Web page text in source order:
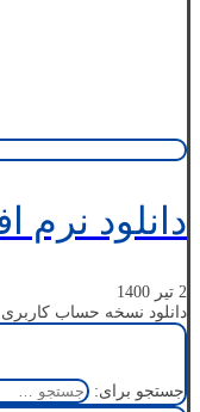
دانلود نرم
2 تیر 1400
دانلود نسخه حساب
جستجو برای: